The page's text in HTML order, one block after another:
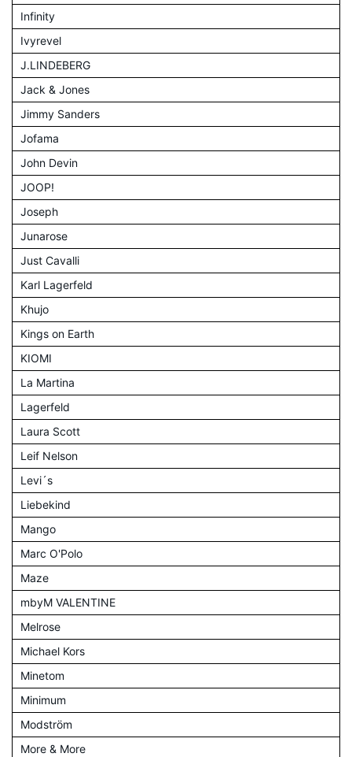
Infinity
Ivyrevel
J.LINDEBERG
Jack & Jones
Jimmy Sanders
Jofama
John Devin
JOOP!
Joseph
Junarose
Just Cavalli
Karl Lagerfeld
Khujo
Kings on Earth
KIOMI
La Martina
Lagerfeld
Laura Scott
Leif Nelson
Levi´s
Liebekind
Mango
Marc O'Polo
Maze
mbyM VALENTINE
Melrose
Michael Kors
Minetom
Minimum
Modström
More & More